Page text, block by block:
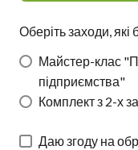
Оберіть заходи,
Майстер-клас
підприємства"
Комплект з 2-х
Даю згоду на